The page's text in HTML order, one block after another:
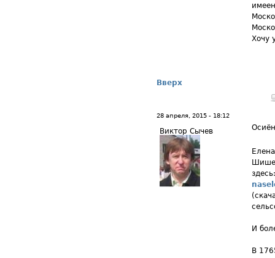
Хочу
Вверх
28 апреля, 2015 - 18:12
Виктор Сычев
И
В